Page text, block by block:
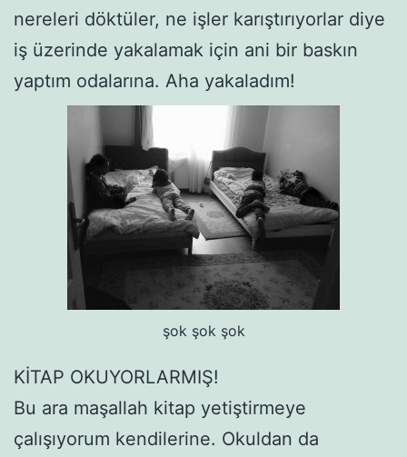
nereleri döktüler, ne işler karıştırıyorlar diye
iş üzerinde yakalamak için ani bir baskın
yaptım odalarına. Aha yakaladım!
şok şok şok
KİTAP OKUYORLARMIŞ!
Bu ara maşallah kitap yetiştirmeye
çalışıyorum kendilerine. Okuldan da